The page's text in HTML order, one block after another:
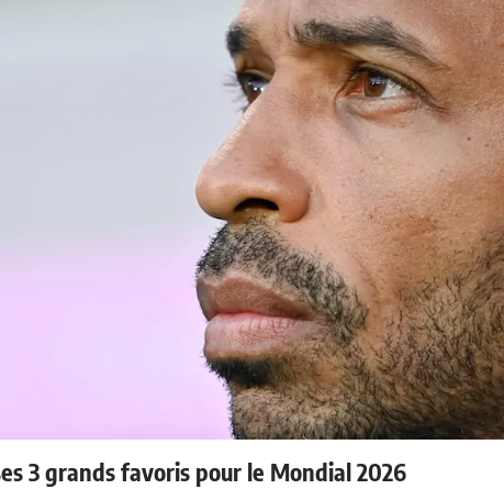
3 grands favoris pour le Mondial 2026